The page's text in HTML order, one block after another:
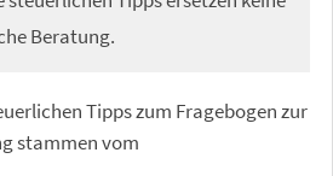
Beratung.
Tipps zum Fragebogen zur
stammen vom